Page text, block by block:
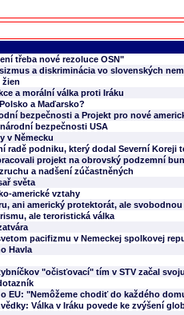
třeba nové rezoluce OSN"
a diskriminácia vo slovenských
žien
a morální válka proti Iráku
a Maďarsko?
bezpečnosti a Projekt pro nové
bezpečnosti USA
v Německu
radě podniku, který dodal Severní Koreji
projekt na obrovský podzemní
a nadšení zúčastněných
světa
americké vztahy
ani americký protektorát, ale
ale teroristická válka
pacifizmu v Nemeckej spolkovej
Havla
"očisťovací" tím v STV začal
EU: "Nemôžeme chodiť do každého
Válka v Iráku povede ke zvýšení